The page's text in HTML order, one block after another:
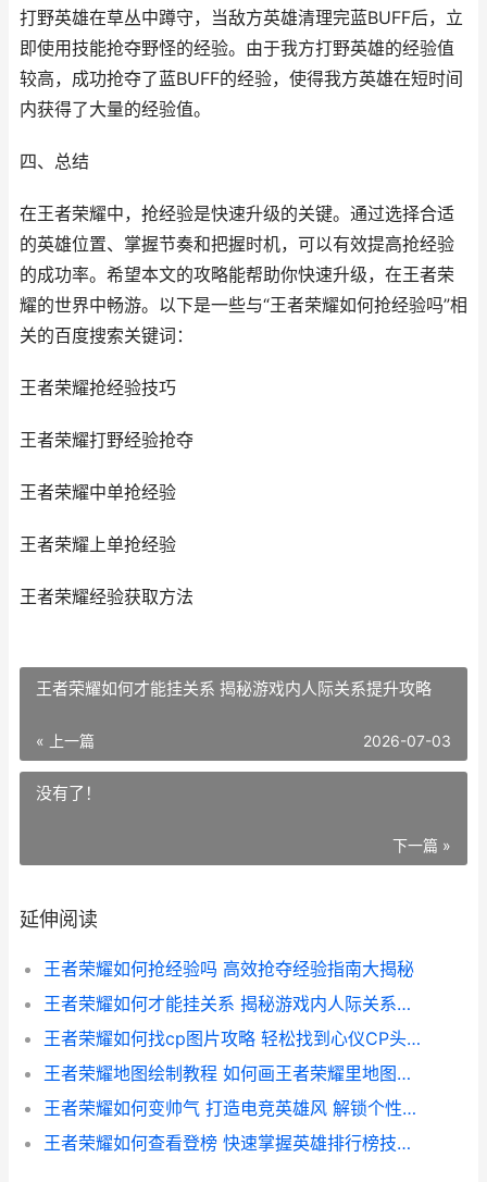
打野英雄在草丛中蹲守，当敌方英雄清理完蓝BUFF后，立
即使用技能抢夺野怪的经验。由于我方打野英雄的经验值
较高，成功抢夺了蓝BUFF的经验，使得我方英雄在短时间
内获得了大量的经验值。
四、总结
在王者荣耀中，抢经验是快速升级的关键。通过选择合适
的英雄位置、掌握节奏和把握时机，可以有效提高抢经验
的成功率。希望本文的攻略能帮助你快速升级，在王者荣
耀的世界中畅游。以下是一些与“王者荣耀如何抢经验吗”相
关的百度搜索关键词：
王者荣耀抢经验技巧
王者荣耀打野经验抢夺
王者荣耀中单抢经验
王者荣耀上单抢经验
王者荣耀经验获取方法
王者荣耀如何才能挂关系 揭秘游戏内人际关系提升攻略
« 上一篇 2026-07-03
没有了！
下一篇 »
延伸阅读
王者荣耀如何抢经验吗 高效抢夺经验指南大揭秘
王者荣耀如何才能挂关系 揭秘游戏内人际关系提升攻略
王者荣耀如何找cp图片攻略 轻松找到心仪CP头像秘籍
王者荣耀地图绘制教程 如何画王者荣耀里地图的详细步骤解析
王者荣耀如何变帅气 打造电竞英雄风 解锁个性魅力指南
王者荣耀如何查看登榜 快速掌握英雄排行榜技巧解析